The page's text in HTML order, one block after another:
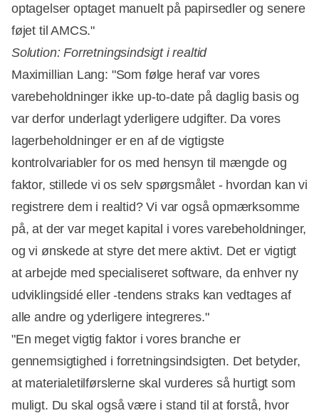
optagelser optaget manuelt på papirsedler og senere
føjet til AMCS."
Solution: Forretningsindsigt i realtid
Maximillian Lang: "Som følge heraf var vores
varebeholdninger ikke up-to-date på daglig basis og
var derfor underlagt yderligere udgifter. Da vores
lagerbeholdninger er en af de vigtigste
kontrolvariabler for os med hensyn til mængde og
faktor, stillede vi os selv spørgsmålet - hvordan kan vi
registrere dem i realtid? Vi var også opmærksomme
på, at der var meget kapital i vores varebeholdninger,
og vi ønskede at styre det mere aktivt. Det er vigtigt
at arbejde med specialiseret software, da enhver ny
udviklingsidé eller -tendens straks kan vedtages af
alle andre og yderligere integreres."
"En meget vigtig faktor i vores branche er
gennemsigtighed i forretningsindsigten. Det betyder,
at materialetilførslerne skal vurderes så hurtigt som
muligt. Du skal også være i stand til at forstå, hvor